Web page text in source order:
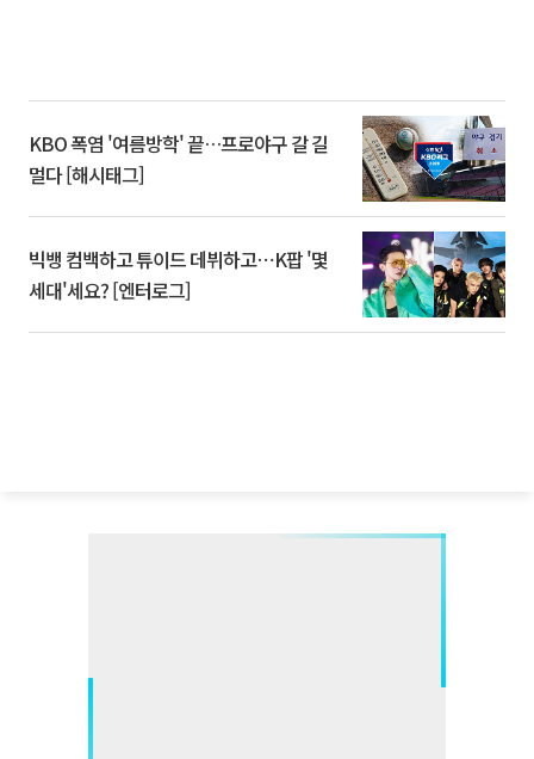
KBO 폭염 '여름방학' 끝…프로야구 갈 길
멀다 [해시태그]
빅뱅 컴백하고 튜이드 데뷔하고⋯K팝 '몇
세대'세요? [엔터로그]